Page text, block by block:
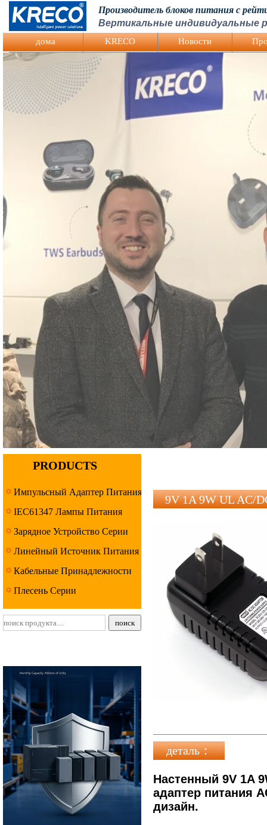
Logo Picture
Производитель блоков питания с
Вертикальные индивидуальные
дома KRECO Hовости
PRODUCTS
Импульсный Адаптер Питания
IEC61347 Лампы Питания
Серия
Зарядное Устройство Серии
Линейный Источник Питания
Серии
Кабельные Принадлежности
Серии
Плесень Серии
9V 1A 9W UL AC/
деталь：
Настенный 9V 1A
адаптер питания
дизайн.